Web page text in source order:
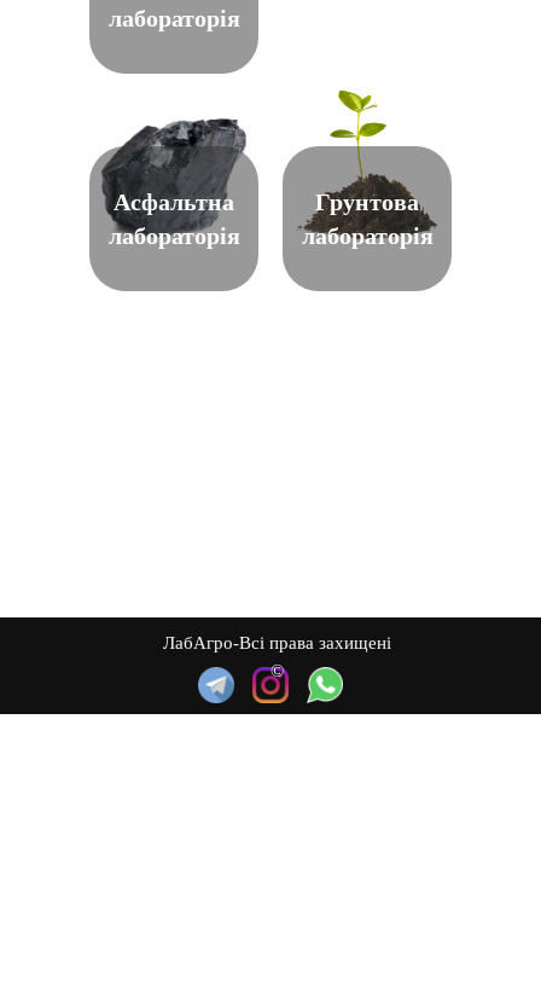
лабораторія
Асфальтна
лабораторія
Грунтова
лабораторія
ЛабАгро-Всі права захищені
©